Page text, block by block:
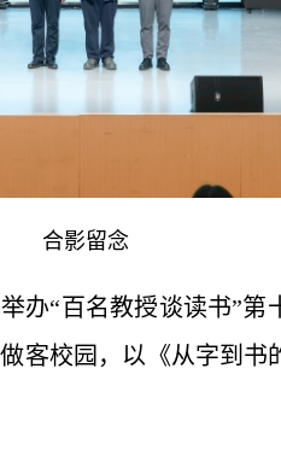
合影留念
办“百名教授谈读书”
客校园，以《从字到